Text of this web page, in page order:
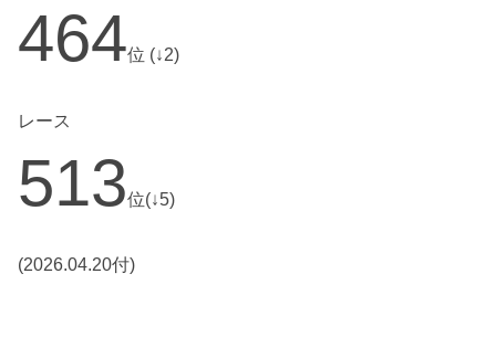
464位 (↓2)
レース
513位(↓5)
(2026.04.20付)